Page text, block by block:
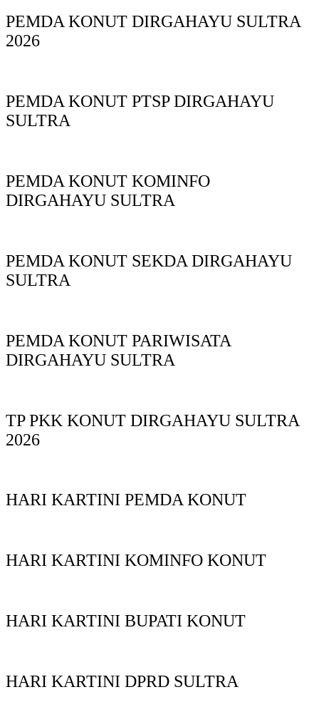
PEMDA KONUT DIRGAHAYU SULTRA
2026
PEMDA KONUT PTSP DIRGAHAYU
SULTRA
PEMDA KONUT KOMINFO
DIRGAHAYU SULTRA
PEMDA KONUT SEKDA DIRGAHAYU
SULTRA
PEMDA KONUT PARIWISATA
DIRGAHAYU SULTRA
TP PKK KONUT DIRGAHAYU SULTRA
2026
HARI KARTINI PEMDA KONUT
HARI KARTINI KOMINFO KONUT
HARI KARTINI BUPATI KONUT
HARI KARTINI DPRD SULTRA